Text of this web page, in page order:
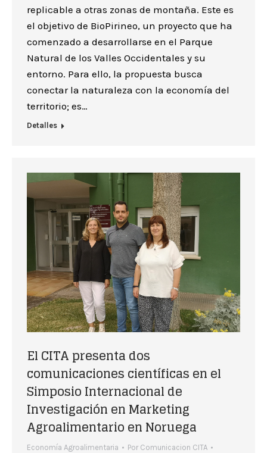
replicable a otras zonas de montaña. Este es
el objetivo de BioPirineo, un proyecto que ha
comenzado a desarrollarse en el Parque
Natural de los Valles Occidentales y su
entorno. Para ello, la propuesta busca
conectar la naturaleza con la economía del
territorio; es…
Detalles
El CITA presenta dos
comunicaciones científicas en el
Simposio Internacional de
Investigación en Marketing
Agroalimentario en Noruega
Economía Agroalimentaria Por Comunicacion CITA